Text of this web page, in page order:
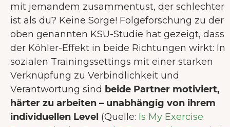
mit jemandem zusammentust, der schlechter
ist als du? Keine Sorge! Folgeforschung zu der
oben genannten KSU-Studie hat gezeigt, dass
der Köhler-Effekt in beide Richtungen wirkt: In
sozialen Trainingssettings mit einer starken
Verknüpfung zu Verbindlichkeit und
Verantwortung sind beide Partner motiviert,
härter zu arbeiten – unabhängig von ihrem
individuellen Level (Quelle: Is My Exercise
bieten.Mehr über Cookies
Alle akzeptieren
Nur notwendige Cookies
akzeptieren
Präferenzen